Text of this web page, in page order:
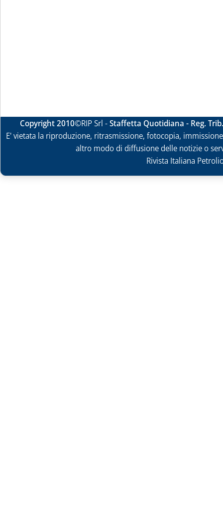
Copyright 2010©RIP Srl -Staffetta Quotidiana - Reg.
E' vietata la riproduzione, ritrasmissione, fotocopia,
altro modo di diffusione delle notizie o
Rivista Italiana